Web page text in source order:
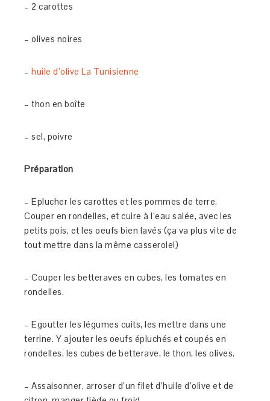
– 2 carottes
– olives noires
–huile d’olive La Tunisienne
– thon en boîte
– sel, poivre
Préparation
– Eplucher les carottes et les pommes de terre.
Couper en rondelles, et cuire à l’eau salée, avec les
petits pois, et les oeufs bien lavés (ça va plus vite de
tout mettre dans la même casserole!)
– Couper les betteraves en cubes, les tomates en
rondelles.
– Egoutter les légumes cuits, les mettre dans une
terrine. Y ajouter les oeufs épluchés et coupés en
rondelles, les cubes de betterave, le thon, les olives.
– Assaisonner, arroser d’un filet d’huile d’olive et de